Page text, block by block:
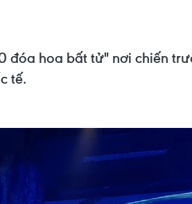
đóa hoa bất tử" nơi chiến
tế.